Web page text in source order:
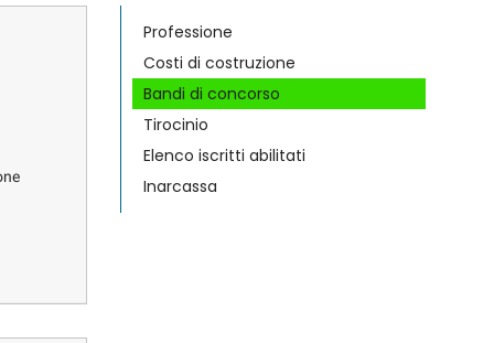
Professione
Costi di costruzione
Bandi di concorso
Tirocinio
Elenco iscritti abilitati
Inarcassa